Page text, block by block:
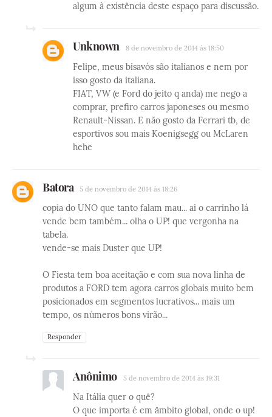
algum à existência deste espaço para discussão.
Unknown 8 de novembro de 2014 às 18:50
Felipe, meus bisavós são italianos e nem por
isso gosto da italiana.
FIAT, VW (e Ford do jeito q anda) me nego a
comprar, prefiro carros japoneses ou mesmo
Renault-Nissan. E não gosto da Ferrari tb, de
esportivos sou mais Koenigsegg ou McLaren
hehe
Batora 5 de novembro de 2014 às 18:26
copia do UNO que tanto falam mau... ai o carrinho lá
vende bem também... olha o UP! que vergonha na
tabela.
vende-se mais Duster que UP!
O Fiesta tem boa aceitação e com sua nova linha de
produtos a FORD tem agora carros globais muito bem
posicionados em segmentos lucrativos... mais um
tempo, os números bons virão...
Responder
Anônimo 5 de novembro de 2014 às 19:31
Na Itália quer o quê?
O que importa é em âmbito global, onde o up!